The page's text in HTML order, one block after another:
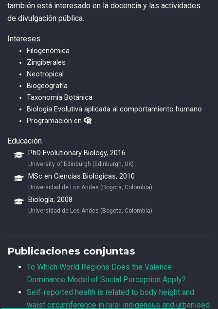
también está interesado en la docencia y las actividades
de divulgación pública.
Intereses
Filogenómica
Zingiberales
Neotropical
Biogeografía
Taxonomía Botánica
Biología Evolutiva aplicada al comportamiento humano
Programación en
Educación
PhD Evolutionary Biology, 2016
University of Edinburgh (Edinburgh, UK)
MSc en Ciencias Biológicas, 2010
Universidad de Los Andes (Bogota, Colombia)
Biología, 2008
Universidad de Los Andes (Bogota, Colombia)
Publicaciones conjuntas
To Which World Regions Does the Valence-
Dominance Model of Social Perception Apply?
Self-reported health is related to body height and
waist circumference in rural indigenous and urbanised